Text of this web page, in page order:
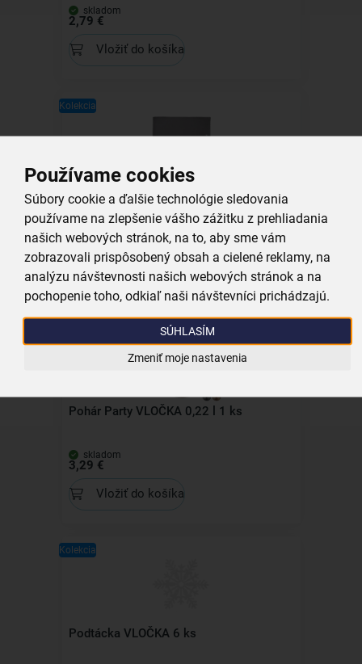
Používame cookies
Súbory cookie a ďalšie technológie sledovania
používame na zlepšenie vášho zážitku z prehliadania
našich webových stránok, na to, aby sme vám
zobrazovali prispôsobený obsah a cielené reklamy, na
analýzu návštevnosti našich webových stránok a na
pochopenie toho, odkiaľ naši návštevníci prichádzajú.
SÚHLASÍM
Zmeniť moje nastavenia
skladom
2,79 €
Vložiť do košíka
Kolekcia
skladom
3,49 €
Vložiť do košíka
Pohár Party VLOČKA 0,22 l 1 ks
skladom
3,29 €
Vložiť do košíka
Kolekcia
Podtácka VLOČKA 6 ks